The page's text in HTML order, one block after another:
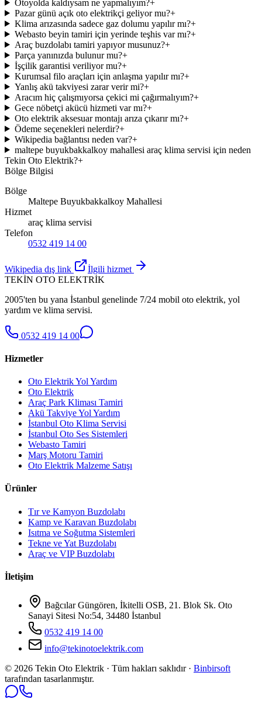
Otoyolda kaldıysam ne yapmalıyım?+
Pazar günü açık oto elektrikçi geliyor mu?+
Klima arızasında sadece gaz dolumu yapılır mı?+
Webasto beyin tamiri için yerinde teşhis var mı?+
Araç buzdolabı tamiri yapıyor musunuz?+
Parça yanınızda bulunur mu?+
İşçilik garantisi veriliyor mu?+
Kurumsal filo araçları için anlaşma yapılır mı?+
Yanlış akü takviyesi zarar verir mi?+
Aracım hiç çalışmıyorsa çekici mi çağırmalıyım?+
Gece nöbetçi akücü hizmeti var mı?+
Oto elektrik aksesuar montajı arıza çıkarır mı?+
Ödeme seçenekleri nelerdir?+
Wikipedia bağlantısı neden var?+
maltepe buyukbakkalkoy mahallesi araç klima servisi için neden
Tekin Oto Elektrik?+
Bölge Bilgisi
Bölge
Maltepe Buyukbakkalkoy Mahallesi
Hizmet
araç klima servisi
Telefon
0532 419 14 00
Wikipedia dış link
İlgili hizmet
TEKİN OTO ELEKTRİK
2005'ten bu yana İstanbul genelinde 7/24 mobil oto elektrik, yol
yardım ve klima servisi.
0532 419 14 00
Hizmetler
Oto Elektrik Yol Yardım
Oto Elektrik
Araç Park Kliması Tamiri
Akü Takviye Yol Yardım
İstanbul Oto Klima Servisi
İstanbul Oto Ses Sistemleri
Webasto Tamiri
Marş Motoru Tamiri
Oto Elektrik Malzeme Satışı
Ürünler
Tır ve Kamyon Buzdolabı
Kamp ve Karavan Buzdolabı
Isıtma ve Soğutma Sistemleri
Tekne ve Yat Buzdolabı
Araç ve VIP Buzdolabı
İletişim
Bağcılar Güngören, İkitelli OSB, 21. Blok Sk. Oto
Sanayi Sitesi No:54, 34480 İstanbul
0532 419 14 00
info@tekinotoelektrik.com
© 2026 Tekin Oto Elektrik · Tüm hakları saklıdır · Binbirsoft
tarafından tasarlanmıştır.